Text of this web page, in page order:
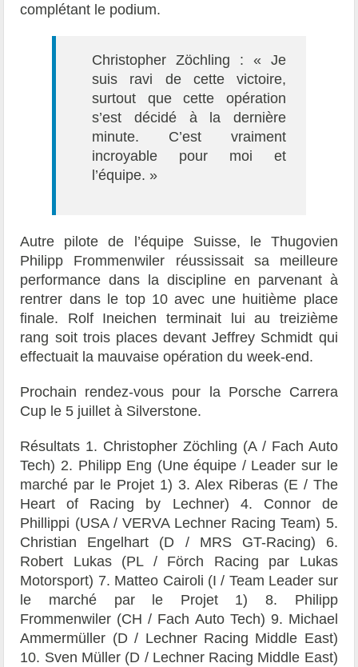
complétant le podium.
Christopher Zöchling : « Je
suis ravi de cette victoire,
surtout que cette opération
s’est décidé à la dernière
minute. C’est vraiment
incroyable pour moi et
l’équipe. »
Autre pilote de l’équipe Suisse, le Thugovien
Philipp Frommenwiler réussissait sa meilleure
performance dans la discipline en parvenant à
rentrer dans le top 10 avec une huitième place
finale. Rolf Ineichen terminait lui au treizième
rang soit trois places devant Jeffrey Schmidt qui
effectuait la mauvaise opération du week-end.
Prochain rendez-vous pour la Porsche Carrera
Cup le 5 juillet à Silverstone.
Résultats 1. Christopher Zöchling (A / Fach Auto
Tech) 2. Philipp Eng (Une équipe / Leader sur le
marché par le Projet 1) 3. Alex Riberas (E / The
Heart of Racing by Lechner) 4. Connor de
Phillippi (USA / VERVA Lechner Racing Team) 5.
Christian Engelhart (D / MRS GT-Racing) 6.
Robert Lukas (PL / Förch Racing par Lukas
Motorsport) 7. Matteo Cairoli (I / Team Leader sur
le marché par le Projet 1) 8. Philipp
Frommenwiler (CH / Fach Auto Tech) 9. Michael
Ammermüller (D / Lechner Racing Middle East)
10. Sven Müller (D / Lechner Racing Middle East)